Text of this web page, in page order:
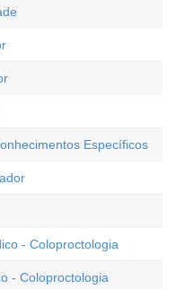
Específicos
- Coloproctologia
- Coloproctologia